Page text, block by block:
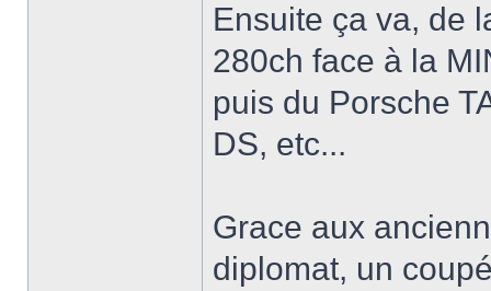
Ensuite ça va, de
280ch face à la
puis du Porsche
DS, etc...
Grace aux
diplomat, un